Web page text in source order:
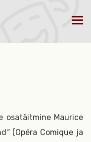
osatäitmine Maurice
(Opéra Comique ja